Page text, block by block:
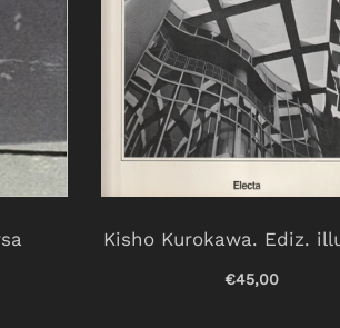
Kisho Kurokawa. Ediz.
€45,00